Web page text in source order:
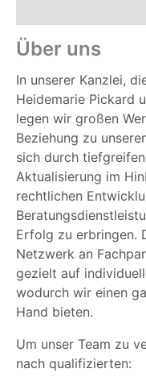
Über uns
In unserer Kanzlei,
Heidemarie Pickard
legen wir großen
Beziehung zu
sich durch
Aktualisierung im
rechtlichen
Erfolg zu erbringen.
Netzwerk an
gezielt auf
wodurch wir einen
Hand bieten.
Um unser Team zu
nach qualifizierten: